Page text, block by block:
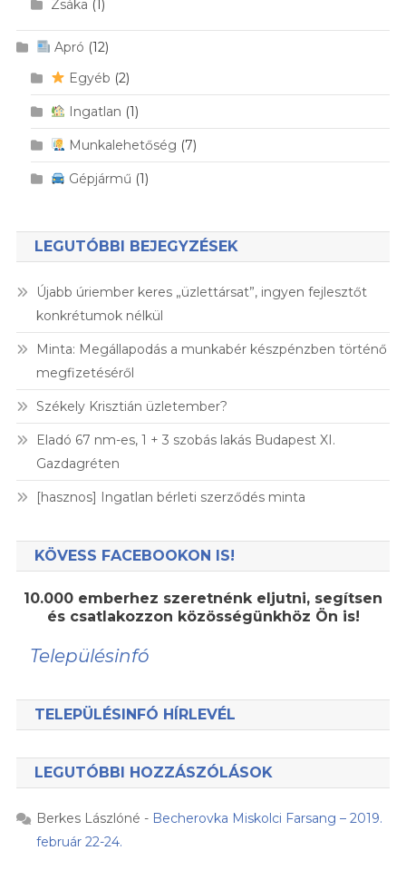
Zsáka (1)
Apró (12)
Egyéb (2)
Ingatlan (1)
Munkalehetőség (7)
Gépjármű (1)
LEGUTÓBBI BEJEGYZÉSEK
Újabb úriember keres „üzlettársat”, ingyen fejlesztőt
konkrétumok nélkül
Minta: Megállapodás a munkabér készpénzben történő
megfizetéséről
Székely Krisztián üzletember?
Eladó 67 nm-es, 1 + 3 szobás lakás Budapest XI.
Gazdagréten
[hasznos] Ingatlan bérleti szerződés minta
KÖVESS FACEBOOKON IS!
10.000 emberhez szeretnénk eljutni, segítsen
és csatlakozzon közösségünkhöz Ön is!
Településinfó
TELEPÜLÉSINFÓ HÍRLEVÉL
LEGUTÓBBI HOZZÁSZÓLÁSOK
Berkes Lászlóné - Becherovka Miskolci Farsang – 2019.
február 22-24.